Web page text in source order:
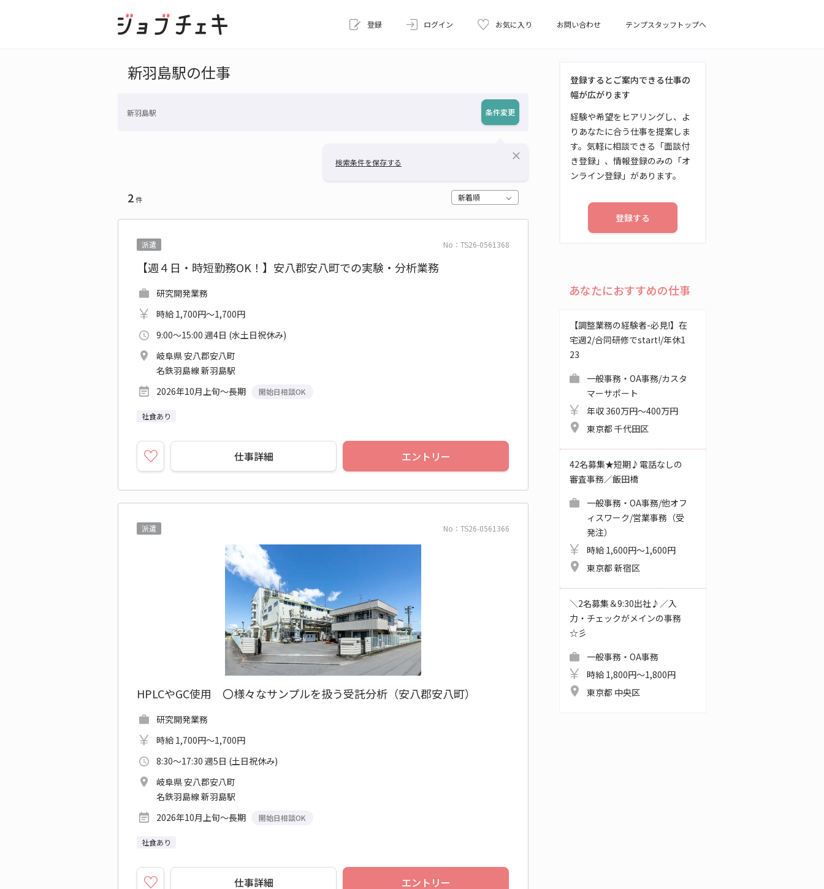
登録 ログイン お気に入り お問い合わせ テンプスタッフトップへ
新羽島駅の仕事
新羽島駅 条件変更
検索条件を保存する
close
2件 新着順
No：TS26-0561368
派遣
【週４日・時短勤務OK！】安八郡安八町での実験・分析業務
研究開発業務
時給 1,700円～1,700円
9:00～15:00 週4日 (水土日祝休み)
岐阜県 安八郡安八町
名鉄羽島線 新羽島駅
2026年10月上旬～長期
開始日相談OK
社食あり
仕事詳細 エントリー
No：TS26-0561366
派遣
HPLCやGC使用 〇様々なサンプルを扱う受託分析（安八郡安八町）
研究開発業務
時給 1,700円～1,700円
8:30～17:30 週5日 (土日祝休み)
岐阜県 安八郡安八町
名鉄羽島線 新羽島駅
2026年10月上旬～長期
開始日相談OK
社食あり
仕事詳細 エントリー
登録するとご案内できる仕事の
幅が広がります
経験や希望をヒアリングし、よ
りあなたに合う仕事を提案しま
す。気軽に相談できる「面談付
き登録」、情報登録のみの「オ
ンライン登録」があります。
登録する
あなたにおすすめの仕事
【調整業務の経験者-必見!】在
宅週2/合同研修でstart!/年休1
23
一般事務・OA事務/カスタ
マーサポート
年収 360万円～400万円
東京都 千代田区
42名募集★短期♪電話なしの
審査事務／飯田橋
一般事務・OA事務/他オフ
ィスワーク/営業事務（受
発注）
時給 1,600円～1,600円
東京都 新宿区
＼2名募集＆9:30出社♪／入
力・チェックがメインの事務
☆彡
一般事務・OA事務
時給 1,800円～1,800円
東京都 中央区